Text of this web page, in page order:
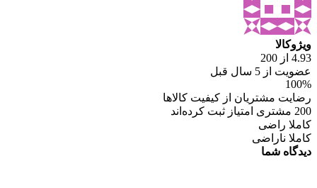
ویژوکالا
4.93 از 200
عضویت از 5 سال قبل
100%
رضایت مشتریان از کیفیت کالاها
200 مشتری امتیاز ثبت کرده‌اند
کاملا راضی
کاملا ناراضی
دیدگاه شما